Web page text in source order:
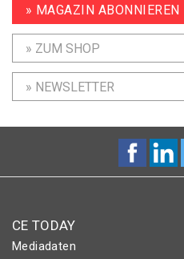
» MAGAZIN ABONNIEREN
» ZUM SHOP
» NEWSLETTER
CE TODAY
Mediadaten